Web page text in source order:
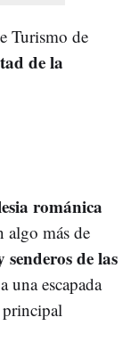
Turismo de
de la
románica
algo más de
senderos de las
una escapada